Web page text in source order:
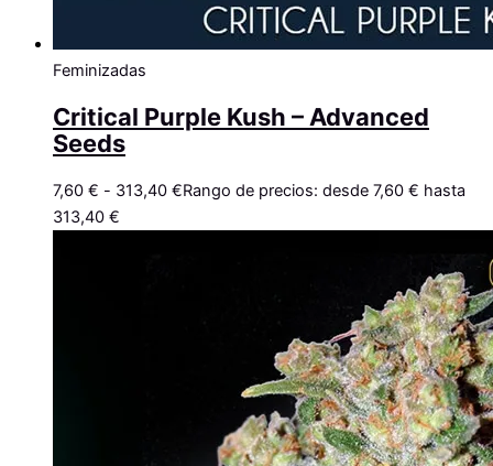
Feminizadas
Critical Purple Kush – Advanced
Seeds
7,60 € - 313,40 €Rango de precios: desde 7,60 € hasta
313,40 €